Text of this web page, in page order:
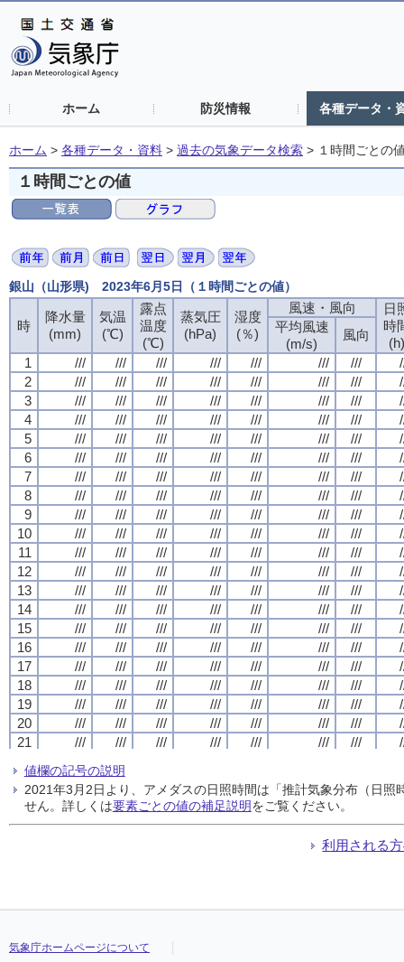
ホーム 防災情報 各種データ・
ホーム > 各種データ・資料 > 過去の気象データ検索 > １時間ごとの
１時間ごとの値
銀山（山形県) 2023年6月5日（１時間ごとの値）
時
降水量
(mm)
気温
(℃)
露点
温度
(℃)
蒸気圧
(hPa)
湿度
(％)
風速・風向
日
時
(h)
平均風速
(m/s)
風向
1
/// /// /// /// /// /// ///
2
/// /// /// /// /// /// ///
3
/// /// /// /// /// /// ///
4
/// /// /// /// /// /// ///
5
/// /// /// /// /// /// ///
6
/// /// /// /// /// /// ///
7
/// /// /// /// /// /// ///
8
/// /// /// /// /// /// ///
9
/// /// /// /// /// /// ///
10
/// /// /// /// /// /// ///
11
/// /// /// /// /// /// ///
12
/// /// /// /// /// /// ///
13
/// /// /// /// /// /// ///
14
/// /// /// /// /// /// ///
15
/// /// /// /// /// /// ///
16
/// /// /// /// /// /// ///
17
/// /// /// /// /// /// ///
18
/// /// /// /// /// /// ///
19
/// /// /// /// /// /// ///
20
/// /// /// /// /// /// ///
21
/// /// /// /// /// /// ///
23
/// /// ///
24
/// /// /// /// /// /// ///
時
降水量
(mm)
気温
(℃)
露点
温度
(℃)
蒸気圧
(hPa)
湿度
(％)
風速・風向
日
時
(h)
平均風速
(m/s)
風向
1
/// /// /// /// /// /// ///
2
/// /// /// /// /// /// ///
3
/// /// /// /// /// /// ///
4
/// /// /// /// /// /// ///
5
/// /// /// /// /// /// ///
6
/// /// /// /// /// /// ///
7
/// /// /// /// /// /// ///
8
/// /// /// /// /// /// ///
9
/// /// /// /// /// /// ///
10
/// /// /// /// /// /// ///
11
/// /// /// /// /// /// ///
12
/// /// /// /// /// /// ///
13
/// /// /// /// /// /// ///
14
/// /// /// /// /// /// ///
15
/// /// /// /// /// /// ///
16
/// /// /// /// /// /// ///
17
/// /// /// /// /// /// ///
18
/// /// /// /// /// /// ///
19
/// /// /// /// /// /// ///
20
/// /// /// /// /// /// ///
21
/// /// /// /// /// /// ///
23
/// /// ///
24
/// /// /// /// /// /// ///
時
降水量
(mm)
気温
(℃)
露点
温度
(℃)
蒸気圧
(hPa)
湿度
(％)
風速・風向
日
時
(h)
平均風速
(m/s)
風向
1
/// /// /// /// /// /// ///
2
/// /// /// /// /// /// ///
3
/// /// /// /// /// /// ///
4
/// /// /// /// /// /// ///
5
/// /// /// /// /// /// ///
6
/// /// /// /// /// /// ///
7
/// /// /// /// /// /// ///
8
/// /// /// /// /// /// ///
9
/// /// /// /// /// /// ///
10
/// /// /// /// /// /// ///
11
/// /// /// /// /// /// ///
12
/// /// /// /// /// /// ///
13
/// /// /// /// /// /// ///
14
/// /// /// /// /// /// ///
15
/// /// /// /// /// /// ///
16
/// /// /// /// /// /// ///
17
/// /// /// /// /// /// ///
18
/// /// /// /// /// /// ///
19
/// /// /// /// /// /// ///
20
/// /// /// /// /// /// ///
21
/// /// /// /// /// /// ///
23
/// /// ///
24
/// /// /// /// /// /// ///
時
降水量
(mm)
気温
(℃)
露点
温度
(℃)
蒸気圧
(hPa)
湿度
(％)
風速・風向
日
時
(h)
平均風速
(m/s)
風向
1
/// /// /// /// /// /// ///
2
/// /// /// /// /// /// ///
3
/// /// /// /// /// /// ///
4
/// /// /// /// /// /// ///
5
/// /// /// /// /// /// ///
6
/// /// /// /// /// /// ///
7
/// /// /// /// /// /// ///
8
/// /// /// /// /// /// ///
9
/// /// /// /// /// /// ///
10
/// /// /// /// /// /// ///
11
/// /// /// /// /// /// ///
12
/// /// /// /// /// /// ///
13
/// /// /// /// /// /// ///
14
/// /// /// /// /// /// ///
15
/// /// /// /// /// /// ///
16
/// /// /// /// /// /// ///
17
/// /// /// /// /// /// ///
18
/// /// /// /// /// /// ///
19
/// /// /// /// /// /// ///
20
/// /// /// /// /// /// ///
21
/// /// /// /// /// /// ///
23
/// /// ///
24
/// /// /// /// /// /// ///
値欄の記号の説明
2021年3月2日より、アメダスの日照時間は「推計気象分布（日
せん。詳しくは要素ごとの値の補足説明をご覧ください。
利用される
気象庁ホームページについて